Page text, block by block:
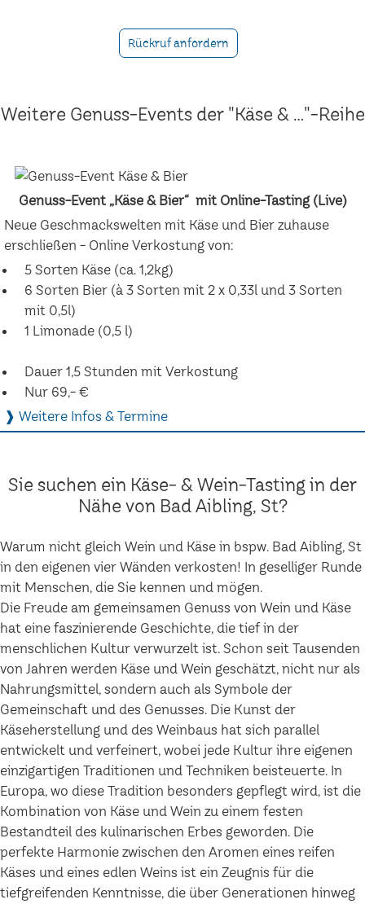
Rückruf anfordern
Weitere Genuss-Events der "Käse & ..."-Reihe
Genuss-Event „Käse & Bier“ mit Online-Tasting (Live)
Neue Geschmackswelten mit Käse und Bier zuhause
erschließen - Online Verkostung von:
5 Sorten Käse (ca. 1,2kg)
6 Sorten Bier (à 3 Sorten mit 2 x 0,33l und 3 Sorten
mit 0,5l)
1 Limonade (0,5 l)
Dauer 1,5 Stunden mit Verkostung
Nur 69,- €
❱ Weitere Infos & Termine
Sie suchen ein Käse- & Wein-Tasting in der
Nähe von Bad Aibling, St?
Warum nicht gleich Wein und Käse in bspw. Bad Aibling, St
in den eigenen vier Wänden verkosten! In geselliger Runde
mit Menschen, die Sie kennen und mögen.
Die Freude am gemeinsamen Genuss von Wein und Käse
hat eine faszinierende Geschichte, die tief in der
menschlichen Kultur verwurzelt ist. Schon seit Tausenden
von Jahren werden Käse und Wein geschätzt, nicht nur als
Nahrungsmittel, sondern auch als Symbole der
Gemeinschaft und des Genusses. Die Kunst der
Käseherstellung und des Weinbaus hat sich parallel
entwickelt und verfeinert, wobei jede Kultur ihre eigenen
einzigartigen Traditionen und Techniken beisteuerte. In
Europa, wo diese Tradition besonders gepflegt wird, ist die
Kombination von Käse und Wein zu einem festen
Bestandteil des kulinarischen Erbes geworden. Die
perfekte Harmonie zwischen den Aromen eines reifen
Käses und eines edlen Weins ist ein Zeugnis für die
tiefgreifenden Kenntnisse, die über Generationen hinweg